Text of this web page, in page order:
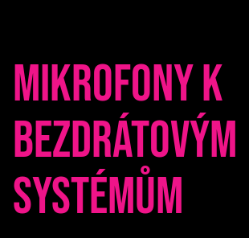
Mikrofony k
bezdrátovým
systémům